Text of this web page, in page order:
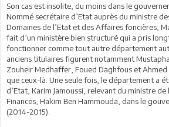
Son cas est insolite, du moins dans le
Nommé secrétaire d’Etat auprès du ministre
Domaines de l’Etat et des Affaires foncières,
fait d’un ministère bien structuré qui a pris
fonctionner comme tout autre département
anciens titulaires figurent notamment
Zouheir Medhaffer, Foued Daghfous et
que ceux-là. Une seule fois, le département a
d’Etat, Karim Jamoussi, relevant du ministre de
Finances, Hakim Ben Hammouda, dans le
(2014-2015).